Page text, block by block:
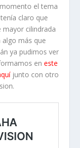
el tema
claro que
mayor cilindrada
más que
ya pudimos ver
eneste
junto con otro